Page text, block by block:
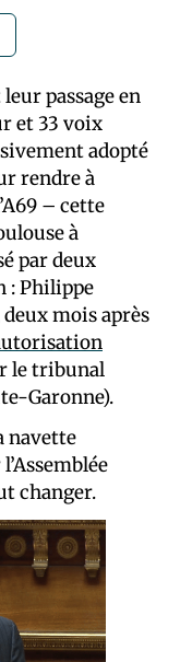
passage en
et 33 voix
adopté
rendre à
– cette
à
par deux
: Philippe
mois après
le tribunal
Garonne).
navette
changer.